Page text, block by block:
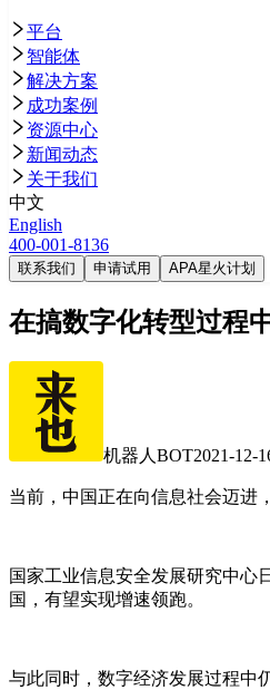
平台
智能体
解决方案
成功案例
资源中心
新闻动态
关于我们
中文
English
400-001-8136
联系我们 申请试用 APA星火计划
在搞数字化转型过程
机器人BOT2021-12-
当前，中国正在向信息社会迈进
国家工业信息安全发展研究中心
国，有望实现增速领跑。
与此同时，数字经济发展过程中